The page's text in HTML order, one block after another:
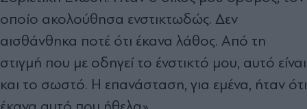
οποίο ακολούθησα ενστικτωδώς. Δεν
αισθάνθηκα ποτέ ότι έκανα λάθος. Από τη
στιγμή που με οδηγεί το ένστικτό μου, αυτό είναι
και το σωστό. Η επανάσταση, για εμένα, ήταν ότι